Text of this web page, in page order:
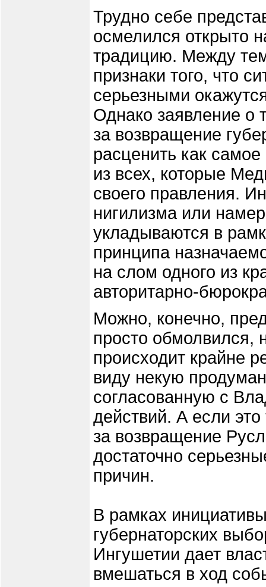
Трудно себе
осмелился открыто
традицию. Между
признаки того, что
серьезными
Однако заявление о
за возвращение
расценить как
из всех, которые
своего правления.
нигилизма или
укладываются в
принципа
на слом одного из
авторитарно-
Можно, конечно,
просто обмолвился,
происходит крайне
виду некую
согласованную с
действий. А если
за возвращение
достаточно
причин.
В рамках
губернаторских
Ингушетии дает
вмешаться в ход